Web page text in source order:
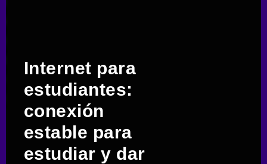
Internet para
estudiantes:
conexión
estable para
estudiar y dar